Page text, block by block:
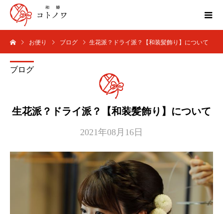
お便り ブログ 生花派？ドライ派？【和装髪飾り】について
ブログ
生花派？ドライ派？【和装髪飾り】について
2021年08月16日